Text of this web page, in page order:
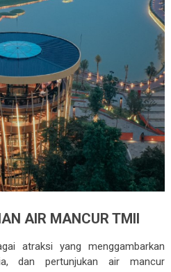
AIR MANCUR TMII
atraksi yang menggambarkan
dan pertunjukan air mancur